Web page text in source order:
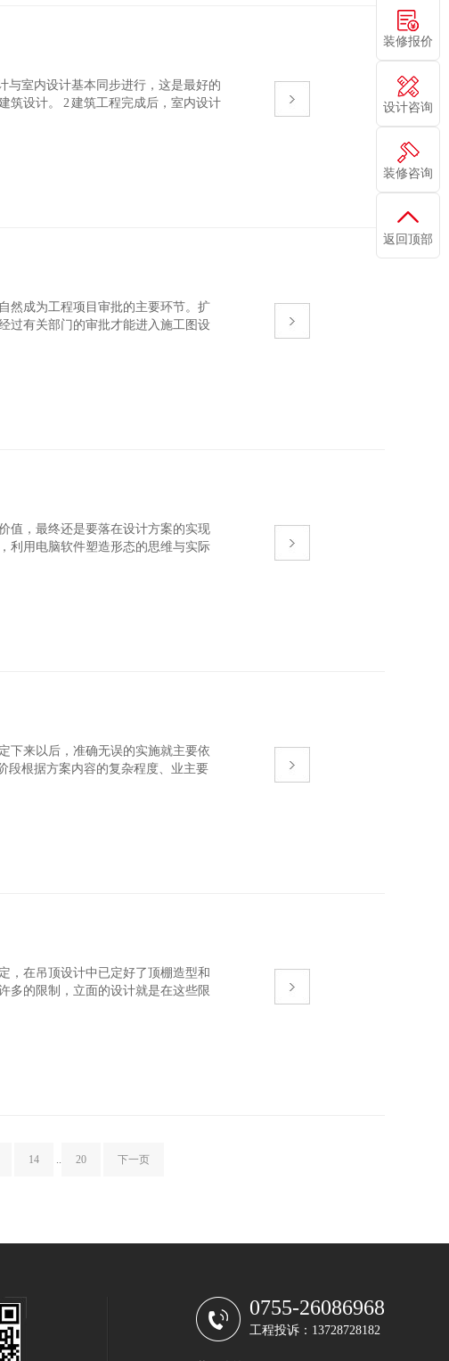
与室内设计基本同步进行，这是最好的
设计。 2 建筑工程完成后，室内设计
然成为工程项目审批的主要环节。扩
过有关部门的审批才能进入施工图设
，最终还是要落在设计方案的实现
，利用电脑软件塑造形态的思维与实际
下来以后，准确无误的实施就主要依
段根据方案内容的复杂程度、业主要
，在吊顶设计中已定好了顶棚造型和
许多的限制，立面的设计就是在这些限
14 .. 20 下一页
0755-26086968
工程投诉：13728728182
装修报价
设计咨询
装修咨询
返回顶部